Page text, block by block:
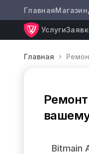
ГлавнаяМагазин
Услуги
Главная
Bitmain